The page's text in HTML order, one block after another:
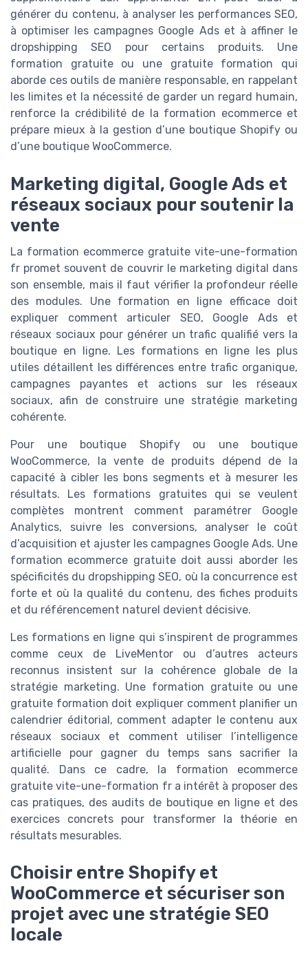
générer du contenu, à analyser les performances SEO,
à optimiser les campagnes Google Ads et à affiner le
dropshipping SEO pour certains produits. Une
formation gratuite ou une gratuite formation qui
aborde ces outils de manière responsable, en rappelant
les limites et la nécessité de garder un regard humain,
renforce la crédibilité de la formation ecommerce et
prépare mieux à la gestion d’une boutique Shopify ou
d’une boutique WooCommerce.
Marketing digital, Google Ads et
réseaux sociaux pour soutenir la
vente
La formation ecommerce gratuite vite-une-formation
fr promet souvent de couvrir le marketing digital dans
son ensemble, mais il faut vérifier la profondeur réelle
des modules. Une formation en ligne efficace doit
expliquer comment articuler SEO, Google Ads et
réseaux sociaux pour générer un trafic qualifié vers la
boutique en ligne. Les formations en ligne les plus
utiles détaillent les différences entre trafic organique,
campagnes payantes et actions sur les réseaux
sociaux, afin de construire une stratégie marketing
cohérente.
Pour une boutique Shopify ou une boutique
WooCommerce, la vente de produits dépend de la
capacité à cibler les bons segments et à mesurer les
résultats. Les formations gratuites qui se veulent
complètes montrent comment paramétrer Google
Analytics, suivre les conversions, analyser le coût
d’acquisition et ajuster les campagnes Google Ads. Une
formation ecommerce gratuite doit aussi aborder les
spécificités du dropshipping SEO, où la concurrence est
forte et où la qualité du contenu, des fiches produits
et du référencement naturel devient décisive.
Les formations en ligne qui s’inspirent de programmes
comme ceux de LiveMentor ou d’autres acteurs
reconnus insistent sur la cohérence globale de la
stratégie marketing. Une formation gratuite ou une
gratuite formation doit expliquer comment planifier un
calendrier éditorial, comment adapter le contenu aux
réseaux sociaux et comment utiliser l’intelligence
artificielle pour gagner du temps sans sacrifier la
qualité. Dans ce cadre, la formation ecommerce
gratuite vite-une-formation fr a intérêt à proposer des
cas pratiques, des audits de boutique en ligne et des
exercices concrets pour transformer la théorie en
résultats mesurables.
Choisir entre Shopify et
WooCommerce et sécuriser son
projet avec une stratégie SEO
locale